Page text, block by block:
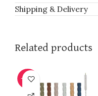
Shipping & Delivery
Related products
-50%